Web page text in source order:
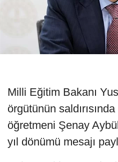
Milli Eğitim Bakanı
örgütünün
öğretmeni Şenay
yıl dönümü mesajı